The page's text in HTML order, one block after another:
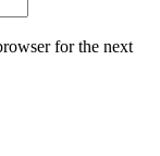
for the next